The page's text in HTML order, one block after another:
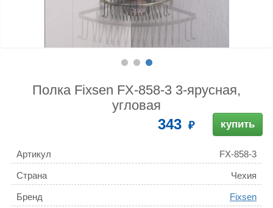
Полка Fixsen FX-858-3 3-ярусная,
угловая
343 купить
Артикул FX-858-3
Страна Чехия
Бренд Fixsen